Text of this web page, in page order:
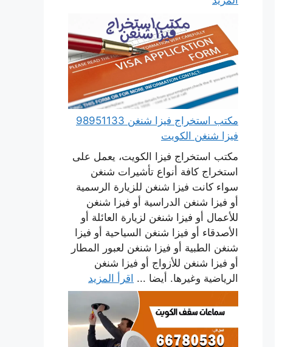
مكتب استخراج فيزا شنغن 98951133
فيزا شنغن الكويت
مكتب استخراج فيزا الكويت، يعمل على
استخراج كافة أنواع تأشيرات شنغن
سواء كانت فيزا شنغن للزيارة الرسمية
أو فيزا شنغن الدراسية أو فيزا شنغن
للأعمال أو فيزا شنغن لزيارة العائلة أو
الأصدقاء أو فيزا شنغن السياحية أو فيزا
شنغن الطبية أو فيزا شنغن لعبور المطار
أو فيزا شنغن للأزواج أو فيزا شنغن
الرياضية وغيرها. أيضا ... اقرأ المزيد